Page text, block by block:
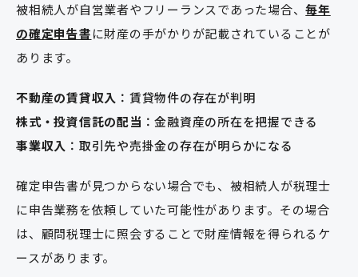
被相続人が自営業者やフリーランスであった場合、毎年
の確定申告書に財産の手がかりが記載されていることが
あります。
不動産の賃貸収入 ：賃貸物件の存在が判明
株式・投資信託の配当 ：金融資産の所在を把握できる
事業収入 ：取引先や売掛金の存在が明らかになる
確定申告書が見つからない場合でも、被相続人が税理士
に申告業務を依頼していた可能性があります。その場合
は、顧問税理士に照会することで財産情報を得られるケ
ースがあります。